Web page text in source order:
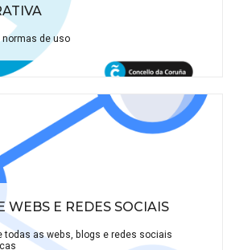
de uso
WEBS E REDES SOCIAIS
todas as webs, blogs e redes sociais